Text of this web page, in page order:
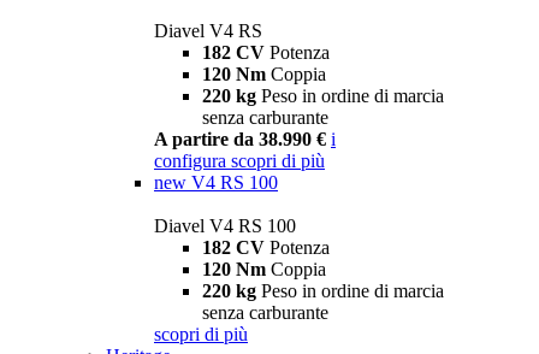
Diavel V4 RS
182 CV Potenza
120 Nm Coppia
220 kg Peso in ordine di marcia
senza carburante
A partire da 38.990 € i
configura scopri di più
new V4 RS 100
Diavel V4 RS 100
182 CV Potenza
120 Nm Coppia
220 kg Peso in ordine di marcia
senza carburante
scopri di più